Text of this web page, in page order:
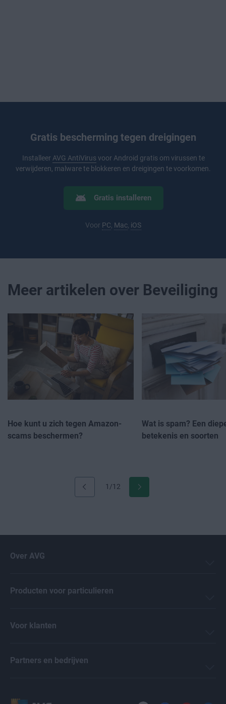
Gratis bescherming tegen dreigingen
InstalleerAVG AntiVirusvoor Android gratis om virussen te
verwijderen, malware te blokkeren en dreigingen te voorkomen.
Gratis installeren
Voor PC, Mac, iOS
Meer artikelen over Beveiliging
1/12
Hoe kunt u zich tegen Amazon-
scams beschermen?
Wat is spam? Een
betekenis en soorten
Over AVG
Producten voor particulieren
Voor klanten
Partners en bedrijven